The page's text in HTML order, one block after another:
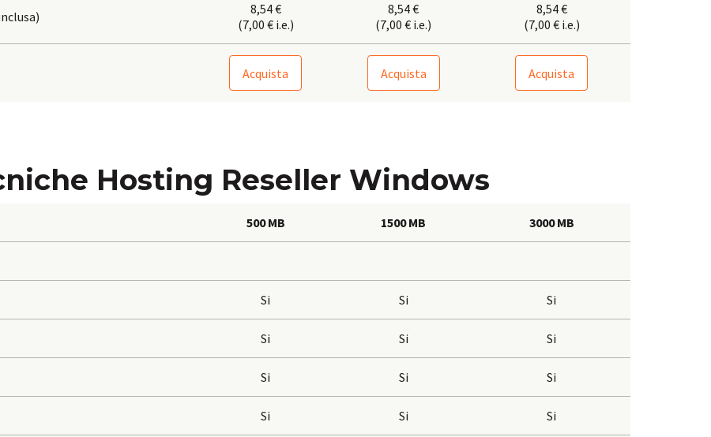
8,54 €
(7,00 € i.e.)
8,54 €
(7,00 € i.e.)
8,54 €
(7,00 € i.e.)
Acquista Acquista Acquista
Hosting Reseller Windows
500 MB 1500 MB 3000 MB
Si Si Si
Si Si Si
Si Si Si
Si Si Si